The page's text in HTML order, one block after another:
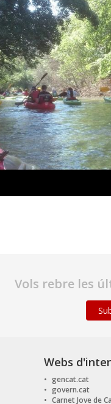
Vols rebre les
Webs
gencat.cat
govern.cat
Carnet Jove de